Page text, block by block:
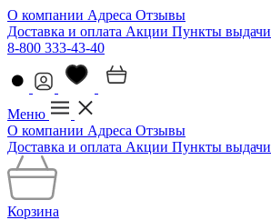
О компании Адреса Отзывы
Доставка и оплата Акции Пункты выдачи
8-800 333-43-40
Меню
О компании Адреса Отзывы
Доставка и оплата Акции Пункты выдачи
Корзина